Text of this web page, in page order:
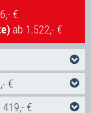
€
ab 1.522,- €
Zimmerkategorie
€
419,- €